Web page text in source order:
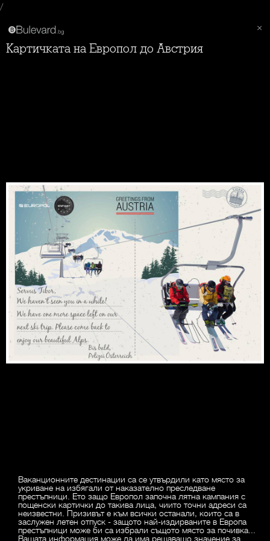
/
Картичката на Европол до Австрия
Ваканционните дестинации са се утвърдили като място за
укриване на избягали от наказателно преследване
престъпници. Ето защо Европол започна лятна кампания с
пощенски картички до такива лица, чиито точни адреси са
неизвестни. Призивът е към всички останали, които са в
заслужен летен отпуск - защото най-издирваните в Европа
престъпници може би са избрали същото място за почивка...
Вашата информация може да има решаващо значение за